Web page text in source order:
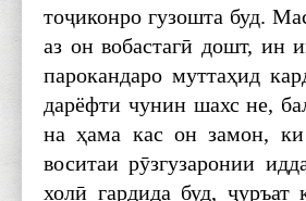
тоҷиконро гузошта буд.
аз он вобастагӣ дошт, ин
парокандаро муттаҳид
дарёфти чунин шахс не,
на ҳама кас он замон,
воситаи рӯзгузаронии
холӣ гардида буд,